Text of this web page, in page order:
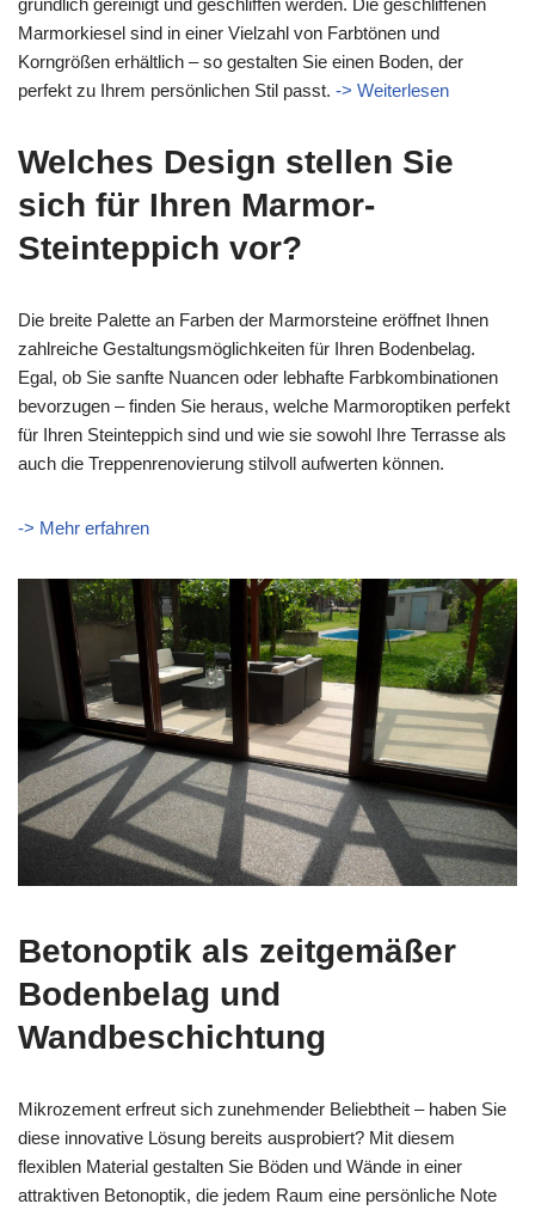
gründlich gereinigt und geschliffen werden. Die geschliffenen
Marmorkiesel sind in einer Vielzahl von Farbtönen und
Korngrößen erhältlich – so gestalten Sie einen Boden, der
perfekt zu Ihrem persönlichen Stil passt. -> Weiterlesen
Welches Design stellen Sie
sich für Ihren Marmor-
Steinteppich vor?
Die breite Palette an Farben der Marmorsteine eröffnet Ihnen
zahlreiche Gestaltungsmöglichkeiten für Ihren Bodenbelag.
Egal, ob Sie sanfte Nuancen oder lebhafte Farbkombinationen
bevorzugen – finden Sie heraus, welche Marmoroptiken perfekt
für Ihren Steinteppich sind und wie sie sowohl Ihre Terrasse als
auch die Treppenrenovierung stilvoll aufwerten können.
-> Mehr erfahren
Betonoptik als zeitgemäßer
Bodenbelag und
Wandbeschichtung
Mikrozement erfreut sich zunehmender Beliebtheit – haben Sie
diese innovative Lösung bereits ausprobiert? Mit diesem
flexiblen Material gestalten Sie Böden und Wände in einer
attraktiven Betonoptik, die jedem Raum eine persönliche Note